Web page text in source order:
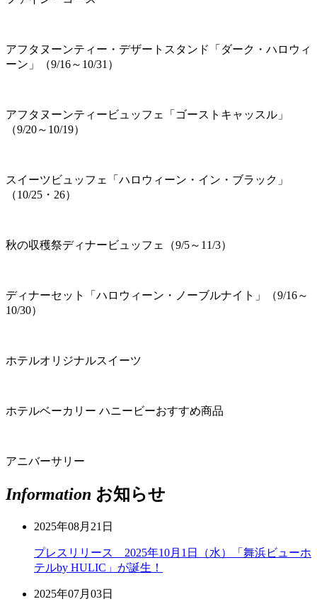
アフタヌーンティー・デザートスタンド「ダーク・ハロウィ
ーン」（9/16～10/31）
アフタヌーンティービュッフェ「ゴーストキャッスル」
（9/20～10/19）
スイーツビュッフェ「ハロウィーン・イン・ブラック」
（10/25・26）
秋の収穫祭ディナービュッフェ（9/5～11/3）
ディナーセット「ハロウィーン・ノーブルナイト」（9/16～
10/30）
ホテルオリジナルスイーツ
ホテルベーカリー ハニービーおすすめ商品
アニバーサリー
Information お知らせ
2025年08月21日
プレスリリース 2025年10月1日（水）「舞浜ビューホ
テルby HULIC」が誕生！
2025年07月03日